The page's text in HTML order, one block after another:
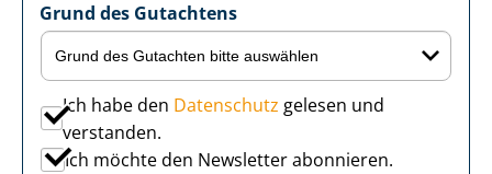
Grund des Gutachtens
Ich habe den Datenschutz gelesen und
verstanden.
Ich möchte den Newsletter abonnieren.